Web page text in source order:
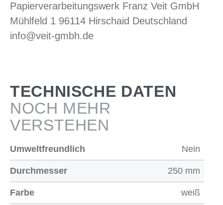
Papierverarbeitungswerk Franz Veit GmbH
Mühlfeld 1 96114 Hirschaid Deutschland
info@veit-gmbh.de
TECHNISCHE DATEN
NOCH MEHR
VERSTEHEN
Umweltfreundlich Nein
Durchmesser 250 mm
Farbe weiß